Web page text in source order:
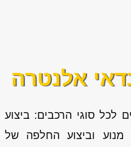
אלנטרה
לכל סוגי הרכבים: ביצוע
מנוע וביצוע החלפה של